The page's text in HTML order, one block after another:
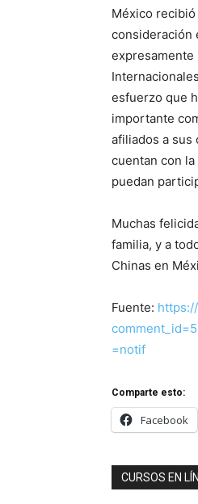
México
consideración
expresamente
esfuerzo que
importante
afiliados a sus
cuentan con
puedan
Muchas
familia, y a
Chinas en
Fuente:
=notif
Comparte esto:
Facebook
CURSOS EN